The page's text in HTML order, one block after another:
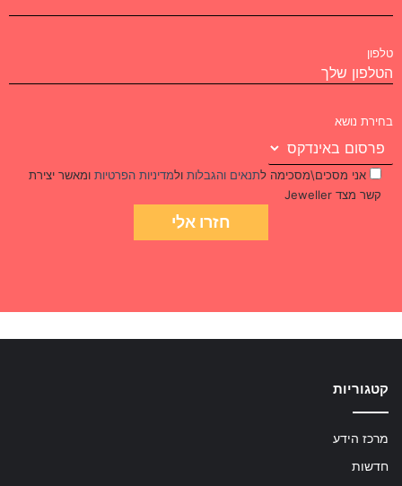
טלפון
בחירת נושא
אני מסכים\מסכימה לתנאים והגבלות ולמדיניות הפרטיות ומאשר יצירת
קשר מצד Jeweller
קטגוריות
מרכז הידע
חדשות